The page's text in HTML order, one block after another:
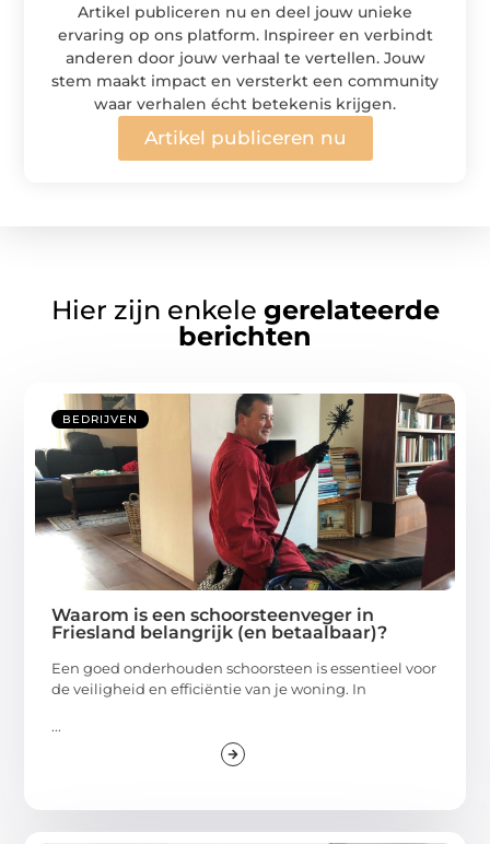
Artikel publiceren nu en deel jouw unieke
ervaring op ons platform. Inspireer en verbindt
anderen door jouw verhaal te vertellen. Jouw
stem maakt impact en versterkt een community
waar verhalen écht betekenis krijgen.
Artikel publiceren nu
Hier zijn enkele gerelateerde
berichten
BEDRIJVEN
Waarom is een schoorsteenveger in
Friesland belangrijk (en betaalbaar)?
Een goed onderhouden schoorsteen is essentieel voor
de veiligheid en efficiëntie van je woning. In
...